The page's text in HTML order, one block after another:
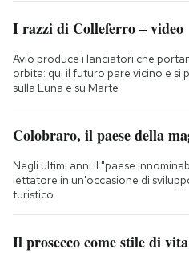
I razzi di Colleferro – video
Avio produce i lanciatori che
orbita: qui il futuro pare vicino e si
sulla Luna e su Marte
Colobraro, il paese della
Negli ultimi anni il "paese
iettatore in un'occasione di
turistico
Il prosecco come stile di